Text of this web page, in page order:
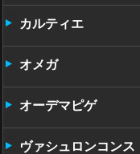
カルティエ
オメガ
オーデマピゲ
ヴァシュロンコンス